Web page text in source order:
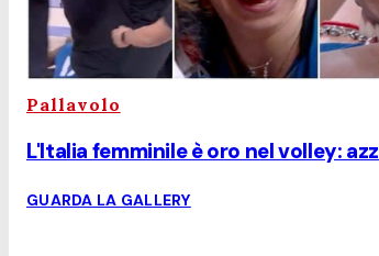
Pallavolo
L'Italia femminile è oro nel volley:
GUARDA LA GALLERY